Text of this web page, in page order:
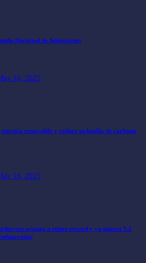
Nacional de Adopciones
16, 2025
renovable y reduce su huella de carbono
16, 2025
avanza a ritmo récord y ya supera 1.2